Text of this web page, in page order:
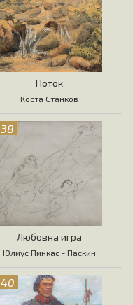
Поток
Коста Станков
38
Любовна игра
Юлиус Пинкас - Паскин
40